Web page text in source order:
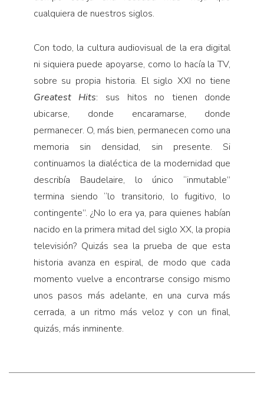
cualquiera de nuestros siglos.
Con todo, la cultura audiovisual de la era digital
ni siquiera puede apoyarse, como lo hacía la TV,
sobre su propia historia. El siglo XXI no tiene
Greatest
Hits: sus hitos no tienen donde
ubicarse, donde encaramarse, donde
permanecer. O, más bien, permanecen como una
memoria sin densidad, sin presente. Si
continuamos la dialéctica de la modernidad que
describía Baudelaire, lo único “inmutable”
termina siendo “lo transitorio, lo fugitivo, lo
contingente”. ¿No lo era ya, para quienes habían
nacido en la primera mitad del siglo XX, la propia
televisión? Quizás sea la prueba de que esta
historia avanza en espiral, de modo que cada
momento vuelve a encontrarse consigo mismo
unos pasos más adelante, en una curva más
cerrada, a un ritmo más veloz y con un final,
quizás, más inminente.